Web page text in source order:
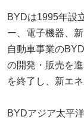
BYDは1995年設
ー、電子機器、
自動車事業の
の開発・販売を
を終了し、新エ
BYDアジア太平